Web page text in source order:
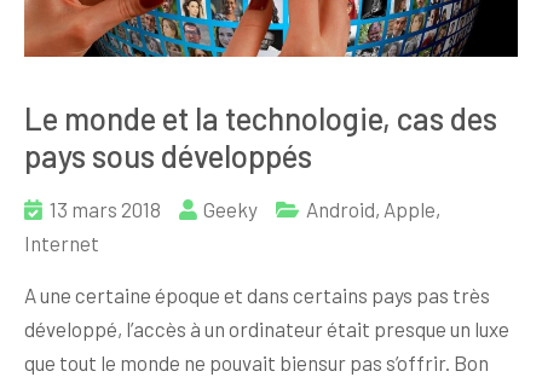
Le monde et la technologie, cas des
pays sous développés
13 mars 2018 Geeky Android, Apple,
Internet
A une certaine époque et dans certains pays pas très
développé, l’accès à un ordinateur était presque un luxe
que tout le monde ne pouvait biensur pas s’offrir. Bon